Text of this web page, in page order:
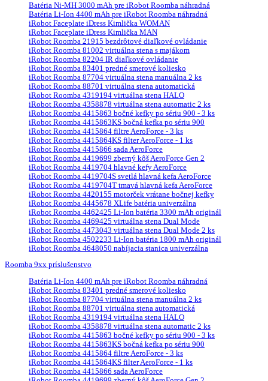
Batéria Ni-MH 3000 mAh pre iRobot Roomba náhradná
Batéria Li-Ion 4400 mAh pre iRobot Roomba náhradná
iRobot Faceplate iDress Kimlička WOMAN
iRobot Faceplate iDress Kimlička MAN
iRobot Roomba 21915 bezdrôtové diaľkové ovládanie
iRobot Roomba 81002 virtuálna stena s majákom
iRobot Roomba 82204 IR diaľkové ovládanie
iRobot Roomba 83401 predné smerové koliesko
iRobot Roomba 87704 virtuálna stena manuálna 2 ks
iRobot Roomba 88701 virtuálna stena automatická
iRobot Roomba 4319194 virtuálna stena HALO
iRobot Roomba 4358878 virtuálna stena automatic 2 ks
iRobot Roomba 4415863 bočné kefky po sériu 900 - 3 ks
iRobot Roomba 4415863KS bočná kefka po sériu 900
iRobot Roomba 4415864 filtre AeroForce - 3 ks
iRobot Roomba 4415864KS filter AeroForce - 1 ks
iRobot Roomba 4415866 sada AeroForce
iRobot Roomba 4419699 zberný kôš AeroForce Gen 2
iRobot Roomba 4419704 hlavné kefy AeroForce
iRobot Roomba 4419704S svetlá hlavná kefa AeroForce
iRobot Roomba 4419704T tmavá hlavná kefa AeroForce
iRobot Roomba 4420155 motorček vrátane bočnej kefky
iRobot Roomba 4445678 XLife batéria univerzálna
iRobot Roomba 4462425 Li-Ion batéria 3300 mAh originál
iRobot Roomba 4469425 virtuálna stena Dual Mode
iRobot Roomba 4473043 virtuálna stena Dual Mode 2 ks
iRobot Roomba 4502233 Li-Ion batéria 1800 mAh originál
iRobot Roomba 4648050 nabíjacia stanica univerzálna
Roomba 9xx príslušenstvo
Batéria Li-Ion 4400 mAh pre iRobot Roomba náhradná
iRobot Roomba 83401 predné smerové koliesko
iRobot Roomba 87704 virtuálna stena manuálna 2 ks
iRobot Roomba 88701 virtuálna stena automatická
iRobot Roomba 4319194 virtuálna stena HALO
iRobot Roomba 4358878 virtuálna stena automatic 2 ks
iRobot Roomba 4415863 bočné kefky po sériu 900 - 3 ks
iRobot Roomba 4415863KS bočná kefka po sériu 900
iRobot Roomba 4415864 filtre AeroForce - 3 ks
iRobot Roomba 4415864KS filter AeroForce - 1 ks
iRobot Roomba 4415866 sada AeroForce